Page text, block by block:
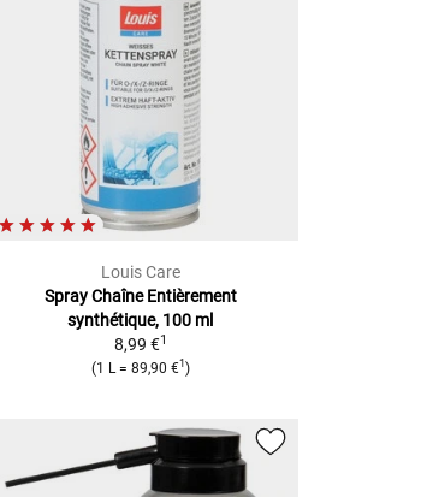
Louis Care
Spray Chaîne Entièrement
synthétique, 100 ml
8,99 €1
(1 L= 89,90 €1 )